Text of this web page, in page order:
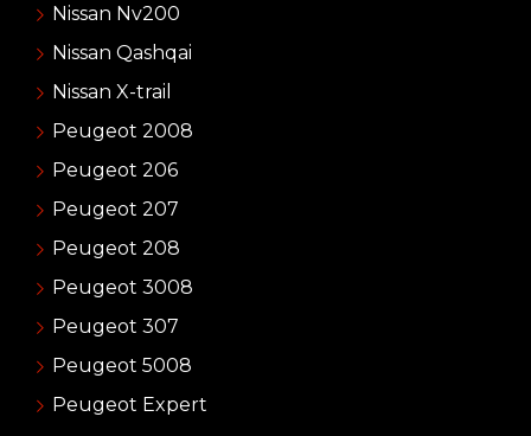
Nissan Nv200
Nissan Qashqai
Nissan X-trail
Peugeot 2008
Peugeot 206
Peugeot 207
Peugeot 208
Peugeot 3008
Peugeot 307
Peugeot 5008
Peugeot Expert